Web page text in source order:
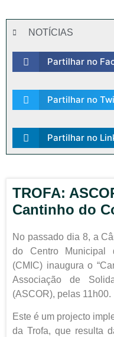
NOTÍCIAS
Partilhar no
Partilhar no
Partilhar no
TROFA:
Cantinho do
No passado dia 8, a
do Centro Municipal
(CMIC) inaugura o
Associação de
(ASCOR), pelas 11h00.
Este é um projecto
da Trofa, que resulta